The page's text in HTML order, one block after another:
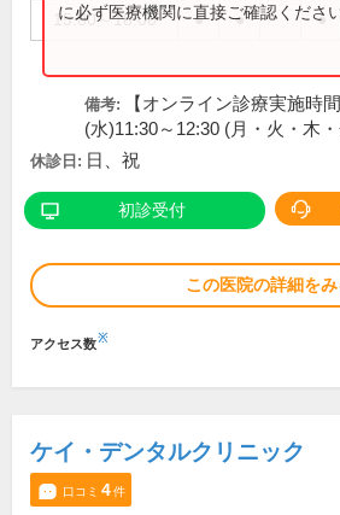
15:00～18:00 ● ● ●
に必ず医療機関に直接ご確認ください
備考:
【オンライン診療実施時間
(水)11:30～12:30 (月・火・木
休診日: 日、祝
初診受付
この医院の詳細をみ
アクセス数※
ケイ・デンタルクリニック
口コミ 4件